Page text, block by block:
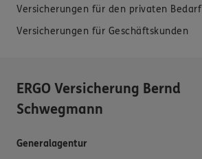
Versicherungen für den privaten Bedarf
Versicherungen für Geschäftskunden
ERGO Versicherung Bernd
Schwegmann
Generalagentur